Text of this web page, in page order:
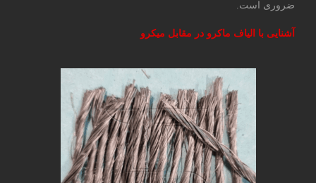
ضروری است.
آشنایی با الیاف ماکرو در مقابل میکرو